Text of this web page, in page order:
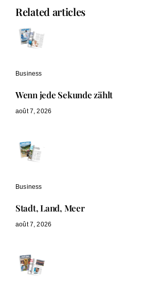
Related articles
Business
Wenn jede Sekunde zählt
août 7, 2026
Business
Stadt, Land, Meer
août 7, 2026